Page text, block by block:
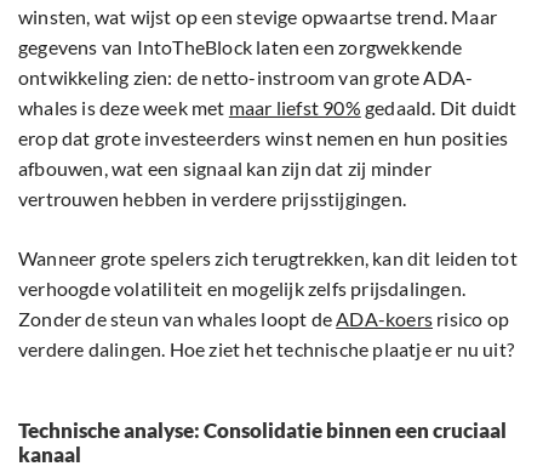
winsten, wat wijst op een stevige opwaartse trend. Maar
gegevens van IntoTheBlock laten een zorgwekkende
ontwikkeling zien: de netto-instroom van grote ADA-
whales is deze week met maar liefst 90% gedaald. Dit duidt
erop dat grote investeerders winst nemen en hun posities
afbouwen, wat een signaal kan zijn dat zij minder
vertrouwen hebben in verdere prijsstijgingen.
Wanneer grote spelers zich terugtrekken, kan dit leiden tot
verhoogde volatiliteit en mogelijk zelfs prijsdalingen.
Zonder de steun van whales loopt deADA-koers risico op
verdere dalingen. Hoe ziet het technische plaatje er nu uit?
Technische analyse: Consolidatie binnen een cruciaal
kanaal